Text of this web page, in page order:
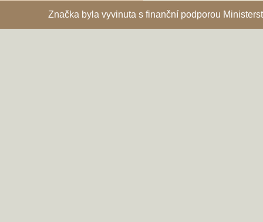
Značka byla vyvinuta s finanční podporou